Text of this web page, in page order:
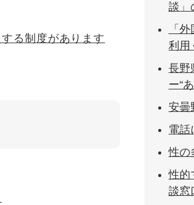
る制度があります
談」
「
利用
長野
ー“
安曇
電話
性の
性的
談窓